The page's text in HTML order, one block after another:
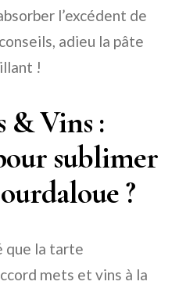
l’excédent de
adieu la pâte
!
& Vins :
sublimer
?
que la tarte
mets et vins à la